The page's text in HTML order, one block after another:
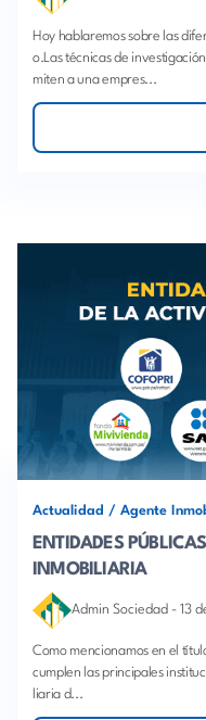
Hoy hablaremos sobre las
o.Las técnicas de
miten a una empres...
Actualidad / Agente
ENTIDADES
INMOBILIARIA
Admin Sociedad - 13
Como mencionamos en el
cumplen las principales
liaria d...